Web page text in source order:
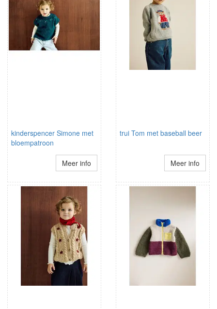
kinderspencer Simone met
bloempatroon
Meer info
trui Tom met baseball beer
Meer info